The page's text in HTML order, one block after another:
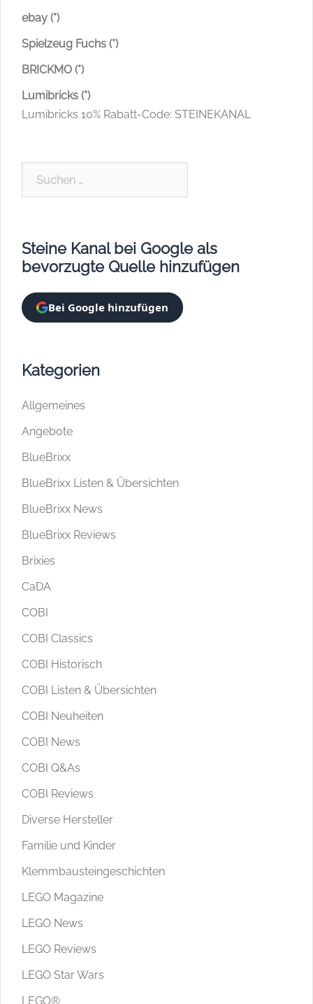
ebay (*)
Spielzeug Fuchs (*)
BRICKMO (*)
Lumibricks (*)
Lumibricks 10% Rabatt-Code: STEINEKANAL
Steine Kanal bei Google als
bevorzugte Quelle hinzufügen
Bei Google hinzufügen
Kategorien
Allgemeines
Angebote
BlueBrixx
BlueBrixx Listen & Übersichten
BlueBrixx News
BlueBrixx Reviews
Brixies
CaDA
COBI
COBI Classics
COBI Historisch
COBI Listen & Übersichten
COBI Neuheiten
COBI News
COBI Q&As
COBI Reviews
Diverse Hersteller
Familie und Kinder
Klemmbausteingeschichten
LEGO Magazine
LEGO News
LEGO Reviews
LEGO Star Wars
LEGO®